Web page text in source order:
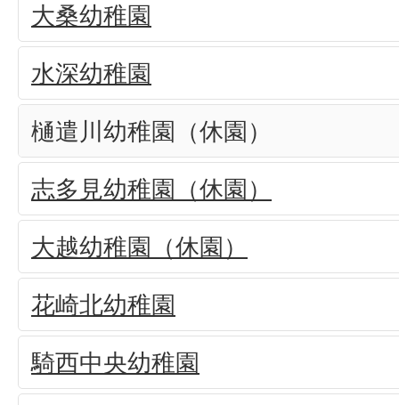
大桑幼稚園
水深幼稚園
樋遣川幼稚園（休園）
志多見幼稚園（休園）
大越幼稚園（休園）
花崎北幼稚園
騎西中央幼稚園